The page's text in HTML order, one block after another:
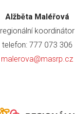
Alžběta Maléřová
regionální koordinátor
telefon: 777 073 306
malerova@masrp.cz